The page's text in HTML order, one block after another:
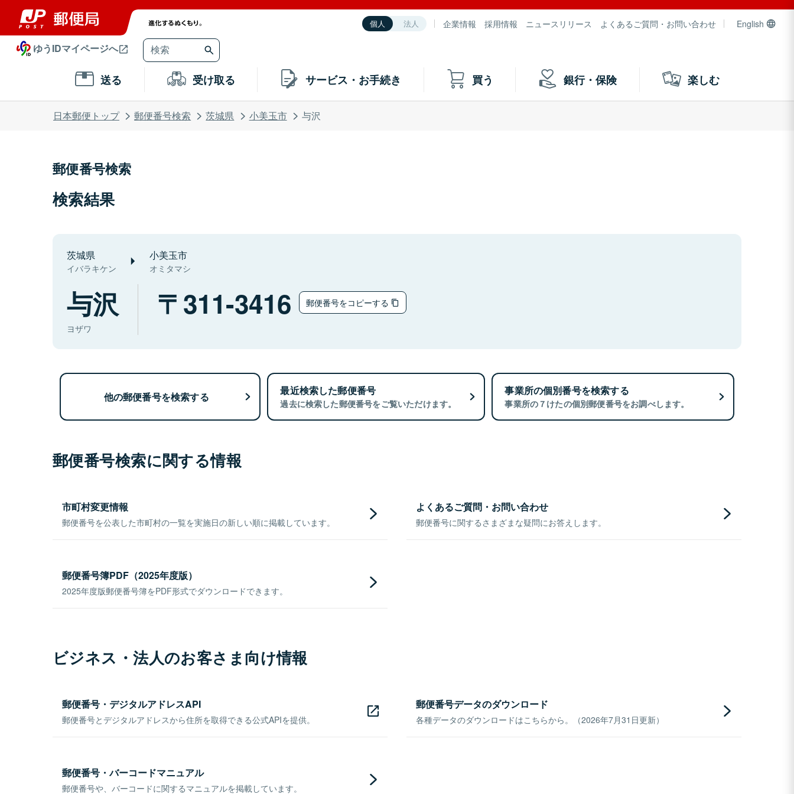
個人 法人 企業情報 採用情報 ニュースリリース よくあるご質問・お問い合わせ English
ゆうIDマイページへ
送る 受け取る サービス・お手続き 買う 銀行・保険 楽しむ
日本郵便トップ 郵便番号検索 茨城県 小美玉市 与沢
郵便番号検索
検索結果
茨城県
イバラキケン
小美玉市
オミタマシ
与沢
ヨザワ
311-3416 郵便番号をコピーする
他の郵便番号を検索する 最近検索した郵便番号
過去に検索した郵便番号をご覧いただけます。
事業所の個別番号を検索する
事業所の７けたの個別郵便番号をお調べします。
郵便番号検索に関する情報
市町村変更情報
郵便番号を公表した市町村の一覧を実施日の新しい順に掲載しています。
よくあるご質問・お問い合わせ
郵便番号に関するさまざまな疑問にお答えします。
郵便番号簿PDF（2025年度版）
2025年度版郵便番号簿をPDF形式でダウンロードできます。
ビジネス・法人のお客さま向け情報
郵便番号・デジタルアドレスAPI
郵便番号とデジタルアドレスから住所を取得できる公式APIを提供。
郵便番号データのダウンロード
各種データのダウンロードはこちらから。（2026年7月31日更新）
郵便番号・バーコードマニュアル
郵便番号や、バーコードに関するマニュアルを掲載しています。